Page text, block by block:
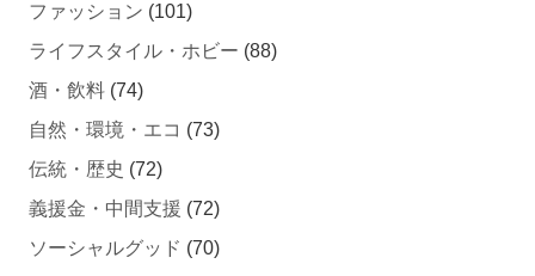
ファッション (101)
ライフスタイル・ホビー (88)
酒・飲料 (74)
自然・環境・エコ (73)
伝統・歴史 (72)
義援金・中間支援 (72)
ソーシャルグッド (70)